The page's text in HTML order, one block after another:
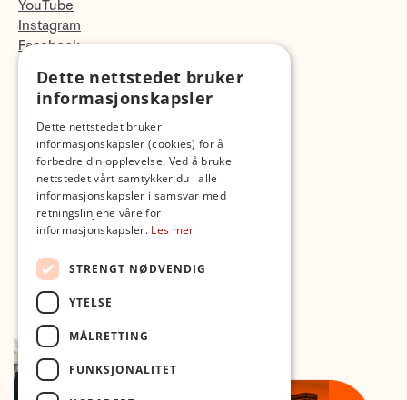
YouTube
Instagram
Facebook
TikTok
Fotopodden
Med forbehold om skrive- og lagerfeil
Dette nettstedet bruker
informasjonskapsler
Dette nettstedet bruker
informasjonskapsler (cookies) for å
forbedre din opplevelse. Ved å bruke
nettstedet vårt samtykker du i alle
informasjonskapsler i samsvar med
retningslinjene våre for
informasjonskapsler. Les mer
STRENGT NØDVENDIG
YTELSE
MÅLRETTING
FUNKSJONALITET